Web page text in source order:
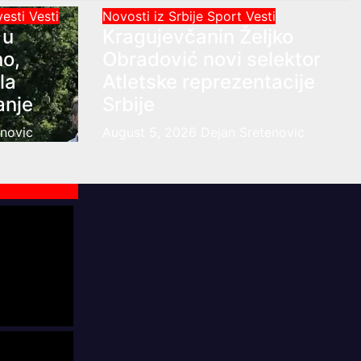
Vesti Novosti iz Srbije Sport Vesti